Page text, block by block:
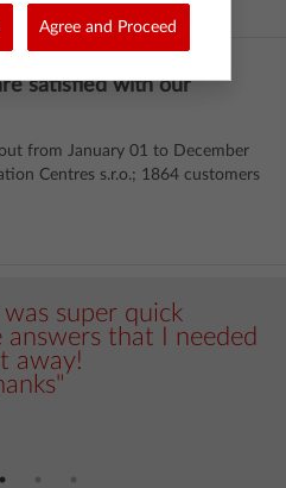
satisfied with our
from January 01 to December
Centres s.r.o.; 1864 customers
super quick
that I needed
away!
Agree and Proceed